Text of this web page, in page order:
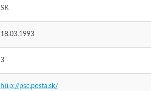
SK
18.03.1993
3
http://psc.posta.sk/